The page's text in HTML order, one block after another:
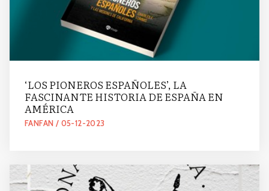
‘LOS PIONEROS ESPAÑOLES’, LA
FASCINANTE HISTORIA DE ESPAÑA EN
AMÉRICA
FANFAN / 05-12-2023